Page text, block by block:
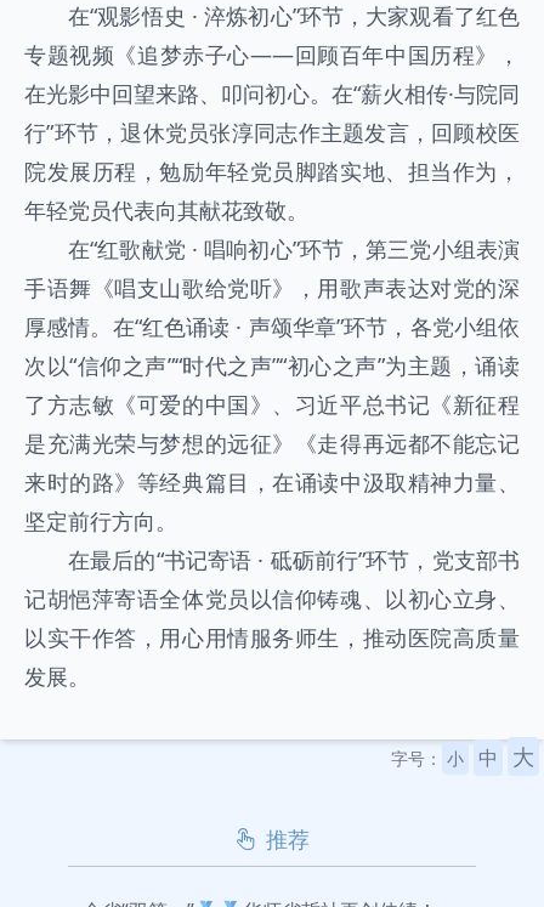
在“观影悟史 · 淬炼初心”环节，大家观看了红色
专题视频《追梦赤子心——回顾百年中国历程》，
在光影中回望来路、叩问初心。在“薪火相传·与院同
行”环节，退休党员张淳同志作主题发言，回顾校医
院发展历程，勉励年轻党员脚踏实地、担当作为，
年轻党员代表向其献花致敬。
在“红歌献党 · 唱响初心”环节，第三党小组表演
手语舞《唱支山歌给党听》，用歌声表达对党的深
厚感情。在“红色诵读 · 声颂华章”环节，各党小组依
次以“信仰之声”“时代之声”“初心之声”为主题，诵读
了方志敏《可爱的中国》、习近平总书记《新征程
是充满光荣与梦想的远征》《走得再远都不能忘记
来时的路》等经典篇目，在诵读中汲取精神力量、
坚定前行方向。
在最后的“书记寄语 · 砥砺前行”环节，党支部书
记胡悒萍寄语全体党员以信仰铸魂、以初心立身、
以实干作答，用心用情服务师生，推动医院高质量
发展。
字号： 小 中 大
推荐